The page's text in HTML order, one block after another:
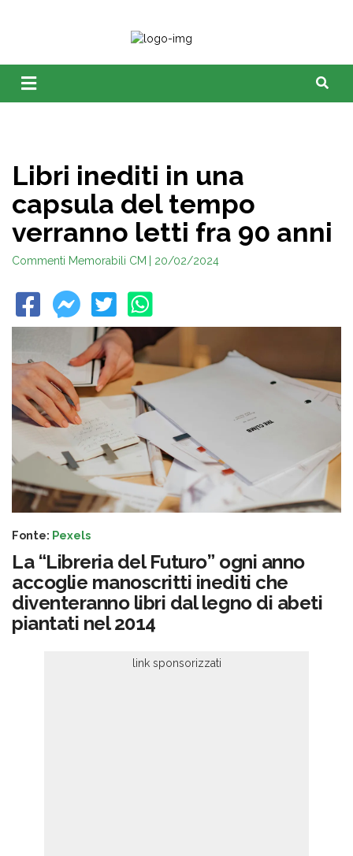
Libri inediti in una
capsula del tempo
verranno letti fra 90 anni
Commenti Memorabili CM | 20/02/2024
Fonte: Pexels
La “Libreria del Futuro” ogni anno
accoglie manoscritti inediti che
diventeranno libri dal legno di abeti
piantati nel 2014